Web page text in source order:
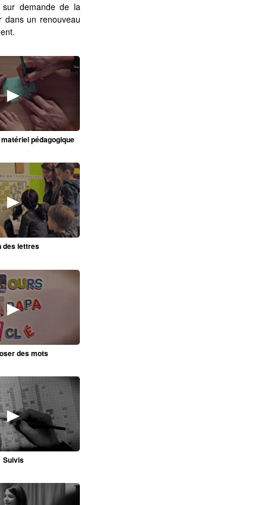
sur demande de la
dans un renouveau
►
pédagogique
►
des lettres
►
des mots
►
Suivis